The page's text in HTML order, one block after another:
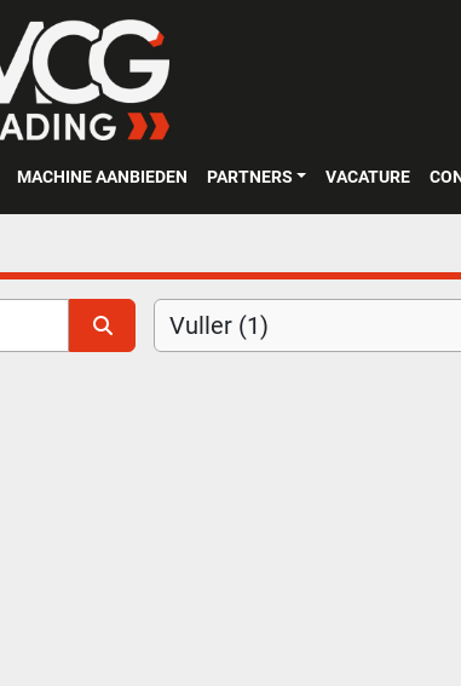
MACHINE AANBIEDEN PARTNERS VACATURE
Vuller (1)